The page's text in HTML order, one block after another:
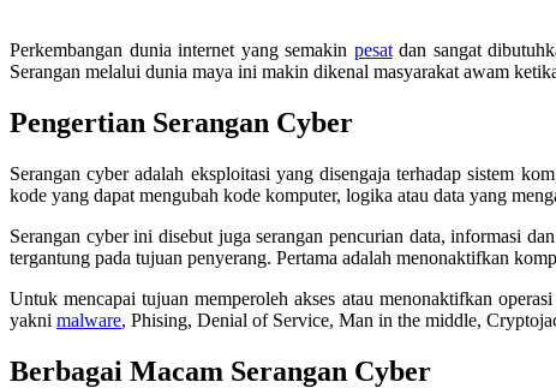
Perkembangan dunia internet yang semakin pesatdan sangat
Serangan melalui dunia maya ini makin dikenal masyarakat awam
Pengertian Serangan Cyber
Serangan cyber adalah eksploitasi yang disengaja terhadap sistem
kode yang dapat mengubah kode komputer, logika atau data yang
Serangan cyber ini disebut juga serangan pencurian data, informasi
tergantung pada tujuan penyerang. Pertama adalah menonaktifkan
Untuk mencapai tujuan memperoleh akses atau menonaktifkan
yakni malware, Phising, Denial of Service, Man in the middle,
Berbagai Macam Serangan Cyber